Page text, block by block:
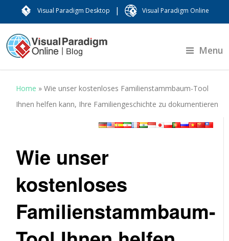
Visual Paradigm Desktop | Visual Paradigm Online
Menu
Home »Wie unser kostenloses Familienstammbaum-Tool
Ihnen helfen kann, Ihre Familiengeschichte zu dokumentieren
Wie unser
kostenloses
Familienstammbaum-